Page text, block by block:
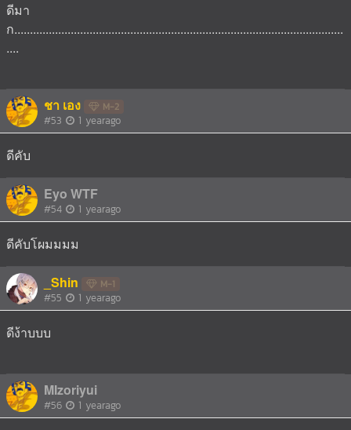
ดีมา
ก.........................................................................................................
....
ชา เอง M-2
#53 1 yearago
ดีคับ
Eyo WTF
#54 1 yearago
ดีคับโผมมมม
_Shin M-1
#55 1 yearago
ดีง้าบบบ
MIzoriyui
#56 1 yearago